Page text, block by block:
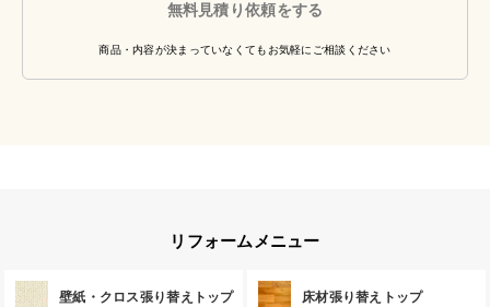
無料見積り依頼をする
商品・内容が決まっていなくてもお気軽にご相談ください
リフォームメニュー
壁紙・クロス張り替えトップ 床材張り替えトップ